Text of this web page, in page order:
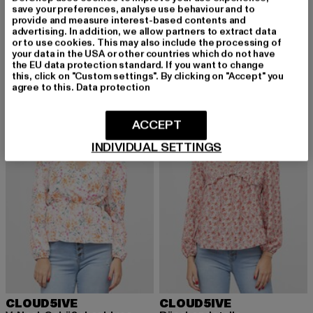
CLOUD5IVE
Flower
23,09 EUR
Derzeitiger Preis: 23,09 EUR
32,99 EURAktionspreis: 32,99 EUR
CLOUD5IVE
Off-Shoulder
17,99 EUR
Derzeitiger Preis: 17,99 EUR
29,99 EURAktionspreis:
-24%
CLOUD5IVE CLOUD5IVE
save your preferences, analyse use behaviour and to
provide and measure interest-based contents and
advertising. In addition, we allow partners to extract data
or to use cookies. This may also include the processing of
your data in the USA or other countries which do not have
the EU data protection standard. If you want to change
this, click on "Custom settings". By clicking on "Accept" you
agree to this. Data protection
INDIVIDUAL SETTINGS
ACCEPT